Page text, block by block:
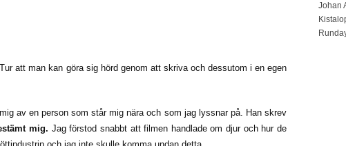
att man kan göra sig hörd genom att skriva och dessutom i en egen
av en person som står mig nära och som jag lyssnar på. Han skrev
mig. Jag förstod snabbt att filmen handlade om djur och hur de
Johan